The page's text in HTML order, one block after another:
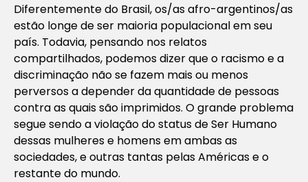
Diferentemente do Brasil, os/as afro-argentinos/as
estão longe de ser maioria populacional em seu
país. Todavia, pensando nos relatos
compartilhados, podemos dizer que o racismo e a
discriminação não se fazem mais ou menos
perversos a depender da quantidade de pessoas
contra as quais são imprimidos. O grande problema
segue sendo a violação do status de Ser Humano
dessas mulheres e homens em ambas as
sociedades, e outras tantas pelas Américas e o
restante do mundo.